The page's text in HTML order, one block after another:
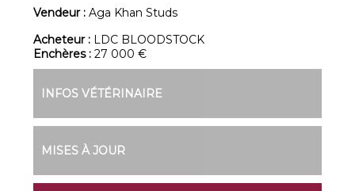
Vendeur :Aga Khan Studs
Acheteur : LDC BLOODSTOCK
Enchères :27 000 €
INFOS VÉTÉRINAIRE
MISES À JOUR